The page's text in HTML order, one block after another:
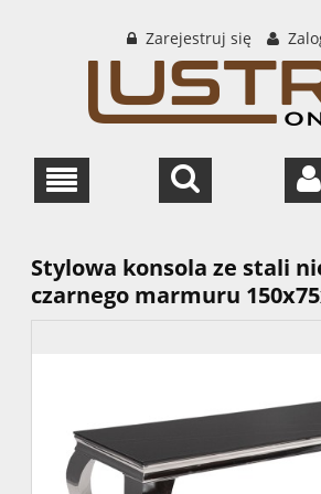
Zarejestruj się
Stylowa konsola ze stali
czarnego marmuru